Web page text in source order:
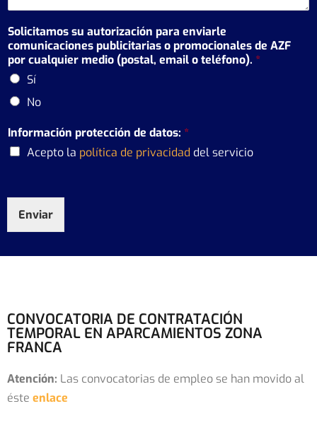
Solicitamos su autorización para enviarle
comunicaciones publicitarias o promocionales de AZF
por cualquier medio (postal, email o teléfono). *
Sí
No
Información protección de datos: *
Acepto la política de privacidad del servicio
Enviar
CONVOCATORIA DE CONTRATACIÓN
TEMPORAL EN APARCAMIENTOS ZONA
FRANCA
Atención: Las convocatorias de empleo se han movido al
éste enlace